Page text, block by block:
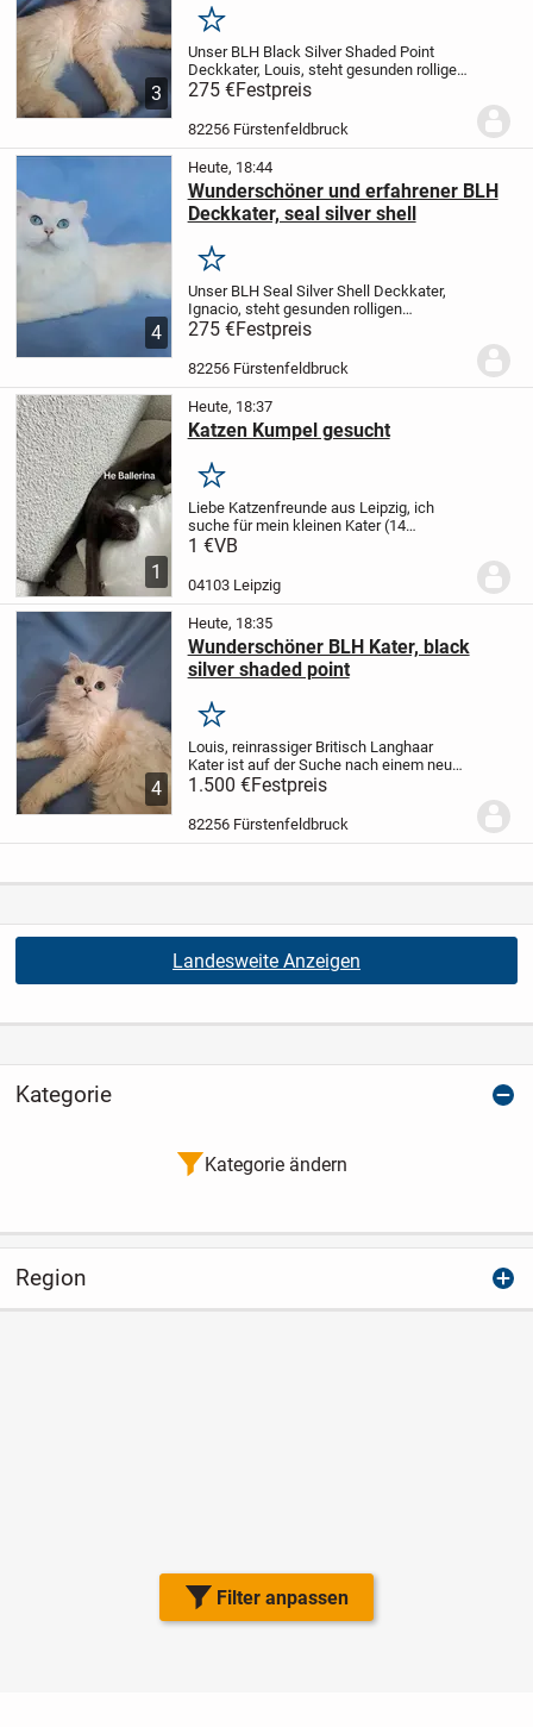
Filter anpassen
3
Merken
Unser BLH Black Silver Shaded Point
Deckkater, Louis, steht gesunden rolligen
Katzendamen zur Verfügung. Er hat einen
lieben Charakter, schönes weißes Fell
und wunderschöne blaue Augen. Er
275 €Festpreis
82256 Fürstenfeldbruck
4
Heute, 18:44
Wunderschöner und erfahrener BLH
Deckkater, seal silver shell
Merken
Unser BLH Seal Silver Shell Deckkater,
Ignacio, steht gesunden rolligen
Katzendamen zur Verfügung. Er hat einen
lieben Charakter, schönes weißes Fell
und wunderschöne blaue Augen. Er
275 €Festpreis
82256 Fürstenfeldbruck
1
Heute, 18:37
Katzen Kumpel gesucht
Merken
Liebe Katzenfreunde aus Leipzig, ich
suche für mein kleinen Kater (14
Wochen) einen Bruder, da ich ihn auf
scheint es hier relativ schwer zu sein das
passende...
1 €VB
04103 Leipzig
4
Heute, 18:35
Wunderschöner BLH Kater, black
silver shaded point
Merken
Louis, reinrassiger Britisch Langhaar
Kater ist auf der Suche nach einem neuen
Zuhause. Er ist am 12.05.25 geboren und
hat süße und ausdrucksvolle Augen.
Fell ist weiß-silbern ( black silver...
1.500 €Festpreis
82256 Fürstenfeldbruck
Landesweite Anzeigen
Kategorie
Kategorie ändern
Region